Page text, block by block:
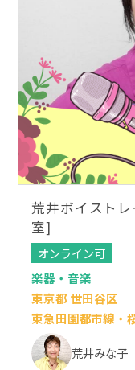
荒井ボイスト
室]
オンライン可
楽器・音楽
東京都 世田谷区
東急田園都市線・
荒井みな子